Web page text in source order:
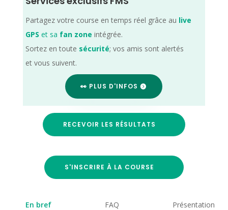
Partagez votre course en temps réel grâce au live
GPS et sa fan zone intégrée.
Sortez en toute sécurité; vos amis sont alertés
et vous suivent.
👀 PLUS D'INFOS
RECEVOIR LES RÉSULTATS
S'INSCRIRE À LA COURSE
En bref FAQ Présentation